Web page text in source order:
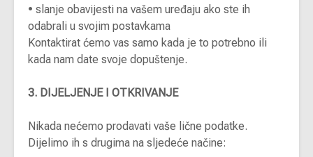
• slanje obavijesti na vašem uređaju ako ste ih
odabrali u svojim postavkama
Kontaktirat ćemo vas samo kada je to potrebno ili
kada nam date svoje dopuštenje.
3. DIJELJENJE I OTKRIVANJE
Nikada nećemo prodavati vaše lične podatke.
Dijelimo ih s drugima na sljedeće načine: